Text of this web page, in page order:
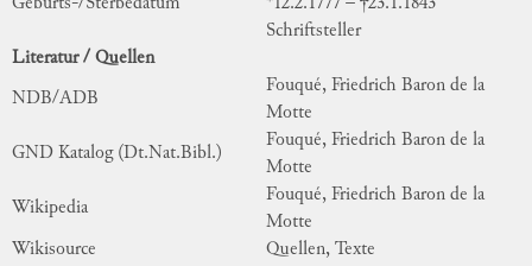
Schriftsteller
Literatur / Quellen
NDB/ADB
Fouqué, Friedrich Baron de la
Motte
GND Katalog (Dt.Nat.Bibl.)
Fouqué, Friedrich Baron de la
Motte
Wikipedia
Fouqué, Friedrich Baron de la
Motte
Wikisource
Quellen, Texte